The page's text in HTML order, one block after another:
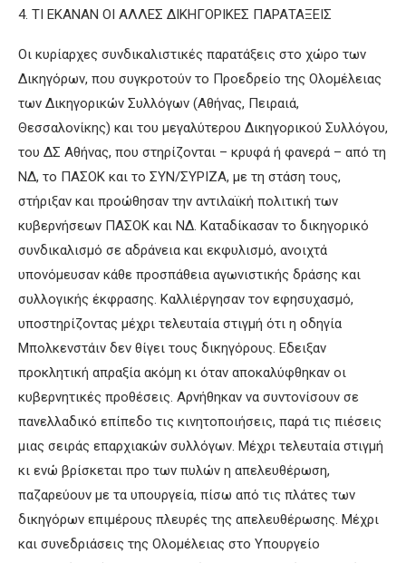
4. ΤΙ ΕΚΑΝΑΝ ΟΙ ΑΛΛΕΣ ΔΙΚΗΓΟΡΙΚΕΣ ΠΑΡΑΤΑΞΕΙΣ
Οι κυρίαρχες συνδικαλιστικές παρατάξεις στο χώρο των
Δικηγόρων, που συγκροτούν το Προεδρείο της Ολομέλειας
των Δικηγορικών Συλλόγων (Αθήνας, Πειραιά,
Θεσσαλονίκης) και του μεγαλύτερου Δικηγορικού Συλλόγου,
του ΔΣ Αθήνας, που στηρίζονται – κρυφά ή φανερά – από τη
ΝΔ, το ΠΑΣΟΚ και το ΣΥΝ/ΣΥΡΙΖΑ, με τη στάση τους,
στήριξαν και προώθησαν την αντιλαϊκή πολιτική των
κυβερνήσεων ΠΑΣΟΚ και ΝΔ. Καταδίκασαν το δικηγορικό
συνδικαλισμό σε αδράνεια και εκφυλισμό, ανοιχτά
υπονόμευσαν κάθε προσπάθεια αγωνιστικής δράσης και
συλλογικής έκφρασης. Καλλιέργησαν τον εφησυχασμό,
υποστηρίζοντας μέχρι τελευταία στιγμή ότι η οδηγία
Μπολκενστάιν δεν θίγει τους δικηγόρους. Εδειξαν
προκλητική απραξία ακόμη κι όταν αποκαλύφθηκαν οι
κυβερνητικές προθέσεις. Αρνήθηκαν να συντονίσουν σε
πανελλαδικό επίπεδο τις κινητοποιήσεις, παρά τις πιέσεις
μιας σειράς επαρχιακών συλλόγων. Μέχρι τελευταία στιγμή
κι ενώ βρίσκεται προ των πυλών η απελευθέρωση,
παζαρεύουν με τα υπουργεία, πίσω από τις πλάτες των
δικηγόρων επιμέρους πλευρές της απελευθέρωσης. Μέχρι
και συνεδριάσεις της Ολομέλειας στο Υπουργείο